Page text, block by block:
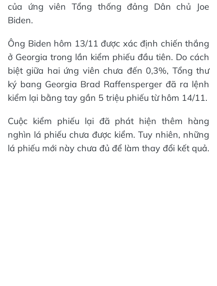
của ứng viên Tổng thống đảng Dân chủ Joe
Biden.
Ông Biden hôm 13/11 được xác định chiến thắng
ở Georgia trong lần kiểm phiếu đầu tiên. Do cách
biệt giữa hai ứng viên chưa đến 0,3%, Tổng thư
ký bang Georgia Brad Raffensperger đã ra lệnh
kiểm lại bằng tay gần 5 triệu phiếu từ hôm 14/11.
Cuộc kiểm phiếu lại đã phát hiện thêm hàng
nghìn lá phiếu chưa được kiểm. Tuy nhiên, những
lá phiếu mới này chưa đủ để làm thay đổi kết quả.